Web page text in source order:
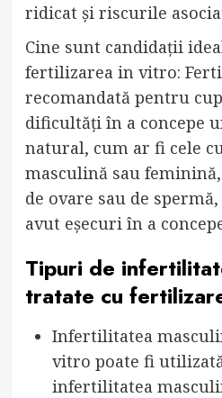
ridicat și riscurile
Cine sunt candidații
fertilizarea in vitro:
recomandată pentru
dificultăți în a concepe
natural, cum ar fi cele
masculină sau
de ovare sau de
avut eșecuri în a
Tipuri de
tratate cu
Infertilitatea
vitro poate fi
infertilitatea